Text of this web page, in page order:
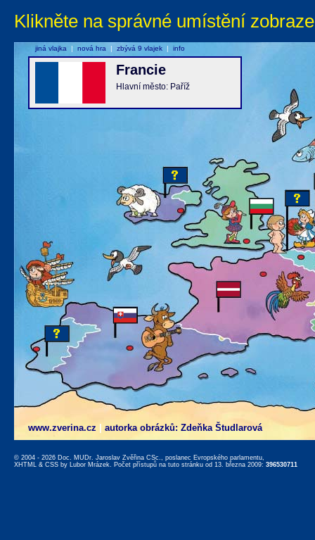
Klikněte na správné umístění
www.zverina.cz autorka obrázků: Zdeňka Študlarová
Francie
Hlavní město: Paříž
jiná vlajka | nová hra | zbývá 9 vlajek | info
© 2004 - 2026 Doc. MUDr. Jaroslav Zvěřina CSc., poslanec Evropského parlamentu,
XHTML & CSS by Lubor Mrázek. Počet přístupů na tuto stránku od 13. března 2009: 396530711